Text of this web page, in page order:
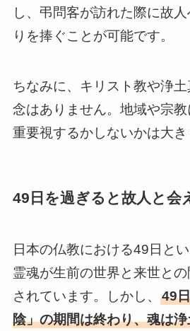
し、弔問客が訪れた際に故
りを捧ぐことが可能です。
ちなみに、キリスト教や浄
念はありません。地域や宗
重要視するかしないかは大き
49日を過ぎると故人と会
日本の仏教における49日と
霊魂が生前の世界と来世と
されています。しかし、 49
陰」の期間は終わり、魂は